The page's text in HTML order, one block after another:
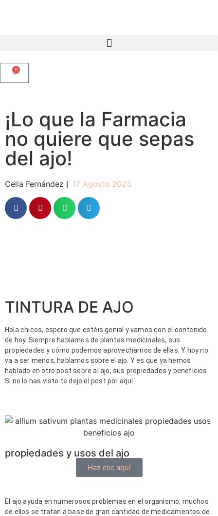
0
¡Lo que la Farmacia
no quiere que sepas
del ajo!
Celia Fernández 17 Agosto 2023
TINTURA DE AJO
Hola chicos, espero que estéis genial y vamos con el contenido
de hoy. Siempre hablamos de plantas medicinales, sus
propiedades y cómo podemos aprovecharnos de ellas. Y hoy no
va a ser menos, hablamos sobre el ajo. Y es que ya hemos
hablado en otro post sobre al ajo, sus propiedades y beneficios.
Si no lo has visto te dejo el post por aquí.
propiedades y usos del ajo
Haz clic aquí
El ajo ayuda en numerosos problemas en el organismo, muchos
de ellos se tratan a base de gran cantidad de medicamentos de